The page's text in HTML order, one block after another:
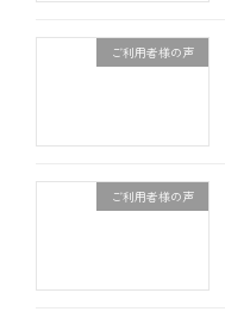
ご利用者様の声
ご利用者様の声